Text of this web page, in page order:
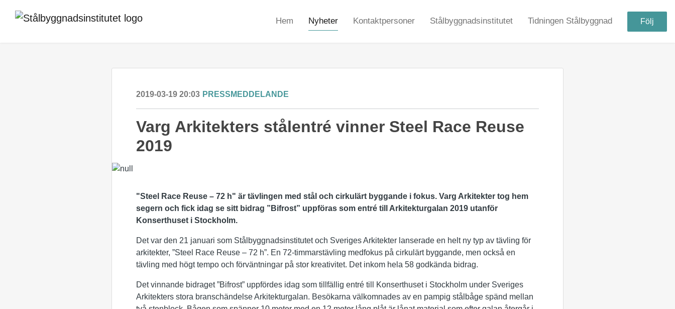
Hem Nyheter Kontaktpersoner Stålbyggnadsinstitutet Tidningen Stålbyggnad Följ
2019-03-19 20:03 PRESSMEDDELANDE
Varg Arkitekters stålentré vinner Steel Race Reuse
2019
"Steel Race Reuse – 72 h" är tävlingen med stål och cirkulärt byggande i fokus. Varg Arkitekter tog hem
segern och fick idag se sitt bidrag ”Bifrost” uppföras som entré till Arkitekturgalan 2019 utanför
Konserthuset i Stockholm.
Det var den 21 januari som Stålbyggnadsinstitutet och Sveriges Arkitekter lanserade en helt ny typ av tävling för
arkitekter, ”Steel Race Reuse – 72 h”. En 72-timmarstävling medfokus på cirkulärt byggande, men också en
tävling med högt tempo och förväntningar på stor kreativitet. Det inkom hela 58 godkända bidrag.
Det vinnande bidraget ”Bifrost” uppfördes idag som tillfällig entré till Konserthuset i Stockholm under Sveriges
Arkitekters stora branschändelse Arkitekturgalan. Besökarna välkomnades av en pampig stålbåge spänd mellan